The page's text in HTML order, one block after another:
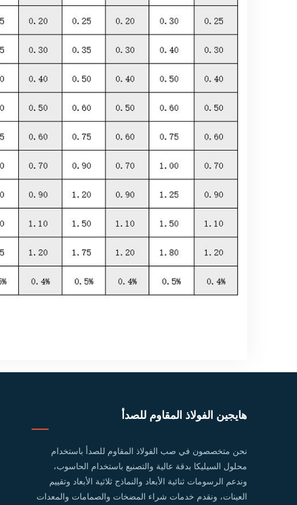
هايجين الفولاذ المقاوم للصدأ
نحن متخصصون في صب الفولاذ المقاوم للصدأ باستخدام
محلول السيليكا بدقة عالية والتصنيع باستخدام الحاسوب،
وندعم الرسومات ثنائية الأبعاد والنماذج ثلاثية الأبعاد وتقييم
العينات، ونقدم خدمات شراء المضخات والصمامات والمعدات